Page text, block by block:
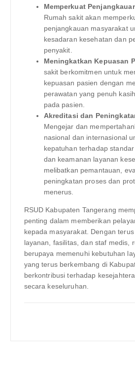
Memperkuat
Rumah sakit akan
penjangkauan masyarakat
kesadaran kesehatan dan
penyakit.
Meningkatkan Kepuasan
sakit berkomitmen untuk
kepuasan pasien dengan
perawatan yang penuh
pada pasien.
Akreditasi dan
Mengejar dan
nasional dan internasional
kepatuhan terhadap
dan keamanan layanan
melibatkan pemantauan,
peningkatan proses dan
menerus.
RSUD Kabupaten Tangerang
penting dalam memberikan
kepada masyarakat. Dengan
layanan, fasilitas, dan staf medis,
berupaya memenuhi kebutuhan
yang terus berkembang di
berkontribusi terhadap
secara keseluruhan.